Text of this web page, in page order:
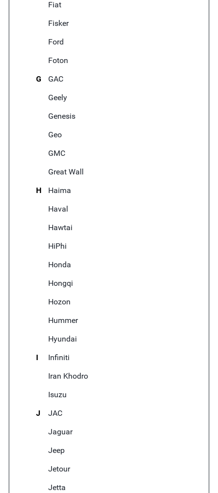
Fiat
Fisker
Ford
Foton
G
GAC
Geely
Genesis
Geo
GMC
Great Wall
H
Haima
Haval
Hawtai
HiPhi
Honda
Hongqi
Hozon
Hummer
Hyundai
I
Infiniti
Iran Khodro
Isuzu
J
JAC
Jaguar
Jeep
Jetour
Jetta